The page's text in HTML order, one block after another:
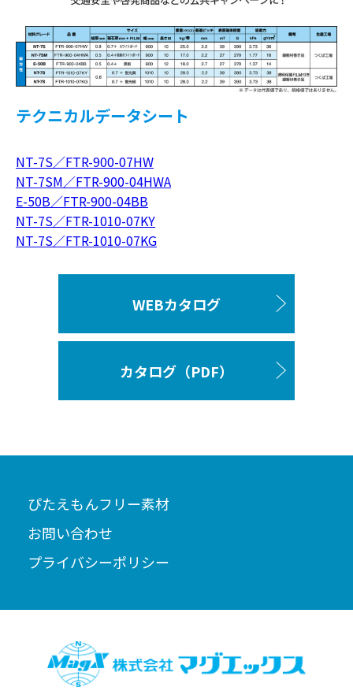
テクニカルデータシート
NT-7S／FTR-900-07HW
NT-7SM／FTR-900-04HWA
E-50B／FTR-900-04BB
NT-7S／FTR-1010-07KY
NT-7S／FTR-1010-07KG
WEBカタログ
カタログ（PDF）
ぴたえもんフリー素材
お問い合わせ
プライバシーポリシー